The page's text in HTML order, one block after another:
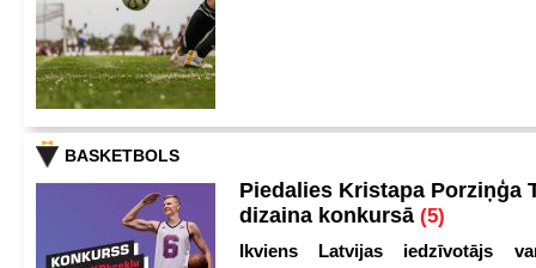
BASKETBOLS
Piedalies Kristapa Porziņģa
dizaina konkursā (5)
Ikviens Latvijas iedzīvotājs